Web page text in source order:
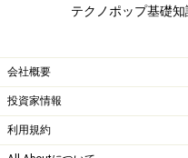
テクノポップ基礎知
会社概要
投資家情報
利用規約